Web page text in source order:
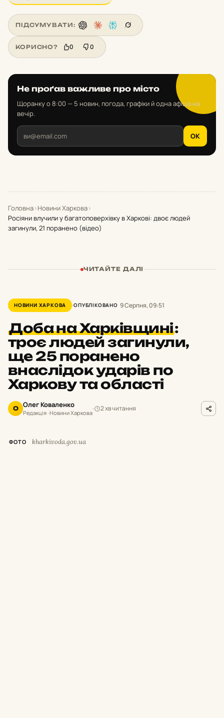
ПІДСУМУВАТИ:
КОРИСНО? 0 0
Не проґав важливе про місто
Щоранку о 8:00 — 5 новин, погода, графіки й одна афіша на
вечір.
OK
Головна›Новини Харкова›
Росіяни влучили у багатоповерхівку в Харкові: двоє людей
загинули, 21 поранено (відео)
ЧИТАЙТЕ ДАЛІ
НОВИНИ ХАРКОВА ОПУБЛІКОВАНО 9 Серпня, 09:51
Доба на Харківщині:
троє людей загинули,
ще 25 поранено
внаслідок ударів по
Харкову та області
О Олег Коваленко
Редакція · Новини Харкова
2 хв читання
ФОТО kharkivoda.gov.ua